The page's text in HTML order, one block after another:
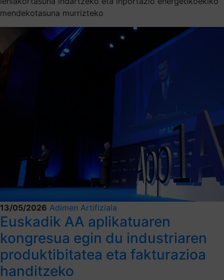
mendekotasuna murrizteko
13/05/2026 Adimen Artifiziala
Euskadik AA aplikatuaren
kongresua egin du industriaren
produktibitatea eta fakturazioa
handitzeko